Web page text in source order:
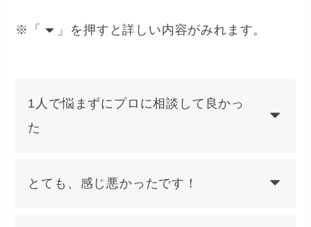
※「 」を押すと詳しい内容がみれます。
1人で悩まずにプロに相談して良かっ
た
とても、感じ悪かったです！